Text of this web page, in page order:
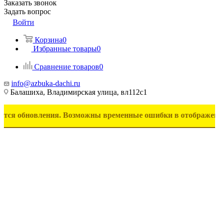
Заказать звонок
Задать вопрос
Войти
Корзина0
Избранные товары0
Сравнение товаров0
info@azbuka-dachi.ru
Балашиха, Владимирская улица, вл112с1
Возможны временные ошибки в отображении